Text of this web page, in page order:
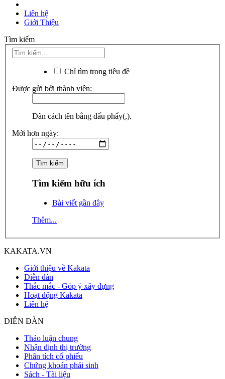
Liên hệ
Giới Thiệu
Tìm kiếm
Chỉ tìm trong tiêu đề
Được gửi bởi thành viên:
Dãn cách tên bằng dấu phẩy(,).
Mới hơn ngày:
Tìm kiếm hữu ích
Bài viết gần đây
Thêm...
KAKATA.VN
Giới thiệu về Kakata
Diễn đàn
Thắc mắc - Góp ý xây dựng
Hoạt động Kakata
Liên hệ
DIỄN ĐÀN
Thảo luận chung
Nhận định thị trường
Phân tích cổ phiếu
Chứng khoán phái sinh
Sách - Tài liệu